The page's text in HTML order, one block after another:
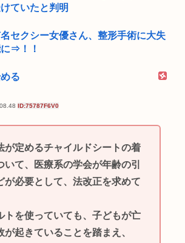
ていたと判明
名セクシー女優さん、整形手術に大失
⇒！！
る
ID:75787F6V0
が定めるチャイルドシートの着
いて、医療系の学会が年齢の引
が必要として、法改正を求めて
トを使っていても、子どもが亡
が起きていることを踏まえ、